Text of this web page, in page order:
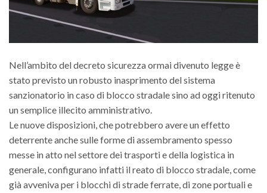
Nell’ambito del decreto sicurezza ormai divenuto legge è
stato previsto un robusto inasprimento del sistema
sanzionatorio in caso di blocco stradale sino ad oggi ritenuto
un semplice illecito amministrativo.
Le nuove disposizioni, che potrebbero avere un effetto
deterrente anche sulle forme di assembramento spesso
messe in atto nel settore dei trasporti e della logistica in
generale, configurano infatti il reato di blocco stradale, come
già avveniva per i blocchi di strade ferrate, di zone portuali e